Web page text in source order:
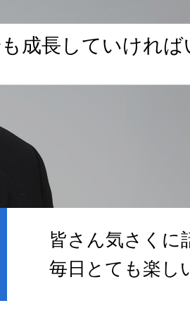
も 成長 していければ
皆さん気さくに
毎日とても楽し